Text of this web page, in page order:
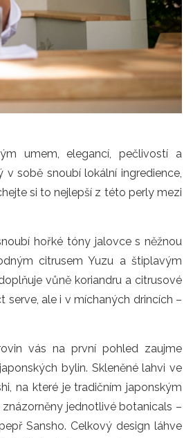
umem, elegancí, pečlivostí a
sobě snoubí lokální ingredience,
si to nejlepší z této perly mezi
hořké tóny jalovce s něžnou
citrusem Yuzu a štiplavým
vůně koriandru a citrusové
ale i v míchaných drincích –
vás na první pohled zaujme
bylin. Skleněné lahvi ve
na které je tradičním japonským
jednotlivé botanicals –
Sansho. Celkový design láhve